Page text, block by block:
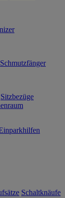
Schmutzfänger
Sitzbezüge
Schaltknäufe